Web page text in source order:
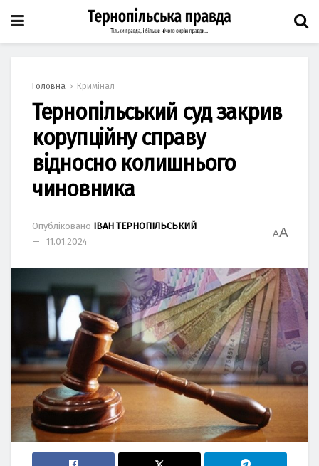
Головна Кримінал
Тернопільський суд закрив
корупційну справу
відносно колишнього
чиновника
Опубліковано ІВАН ТЕРНОПІЛЬСЬКИЙ
11.01.2024
AA